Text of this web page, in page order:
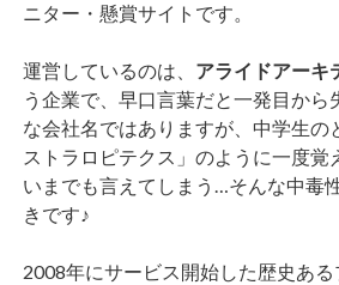
ニター・懸賞サイトです。
運営しているのは、 アライドアーキ
う企業で、早口言葉だと一発目から
な会社名ではありますが、中学生の
ストラロピテクス」のように一度覚
いまでも言えてしまう…そんな中毒
きです♪
2008年にサービス開始した歴史あ